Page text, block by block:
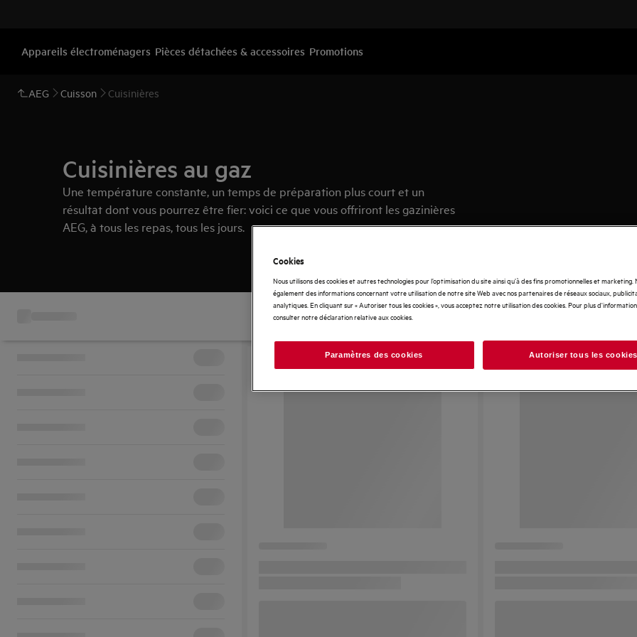
Appareils électroménagers Pièces détachées & accessoires Promotions
AEG Cuisson Cuisinières
Cuisinières au gaz
Une température constante, un temps de préparation plus court et un
résultat dont vous pourrez être fier: voici ce que vous offriront les gazinières
AEG, à tous les repas, tous les jours.
Cookies
Nous utilisons des cookies et autres technologies pour l’optimisation du site ainsi qu’à des fins promotionnelles et
également des informations concernant votre utilisation de notre site Web avec nos partenaires de réseaux sociaux,
analytiques. En cliquant sur « Autoriser tous les cookies », vous acceptez notre utilisation des cookies. Pour plus
consulter notre déclaration relative aux cookies.
Paramètres des cookies Autoriser tous les cookies